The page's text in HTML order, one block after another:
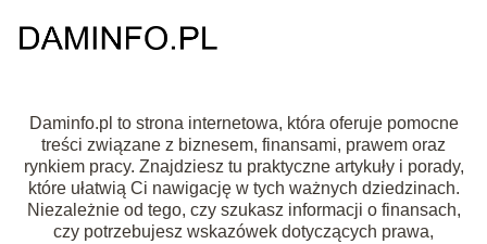
Daminfo.pl to strona internetowa, która oferuje pomocne
treści związane z biznesem, finansami, prawem oraz
rynkiem pracy. Znajdziesz tu praktyczne artykuły i porady,
które ułatwią Ci nawigację w tych ważnych dziedzinach.
Niezależnie od tego, czy szukasz informacji o finansach,
czy potrzebujesz wskazówek dotyczących prawa,